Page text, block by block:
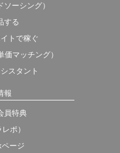
ーシング）
する
トで稼ぐ
マッチング）
スタント
報
員特典
ポ）
ージ